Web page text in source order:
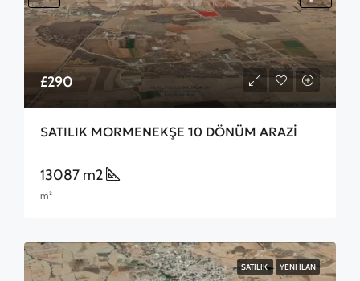
£290
SATILIK MORMENEKŞE 10 DÖNÜM ARAZİ
13087 m2
m²
SATILIK YENI İLAN